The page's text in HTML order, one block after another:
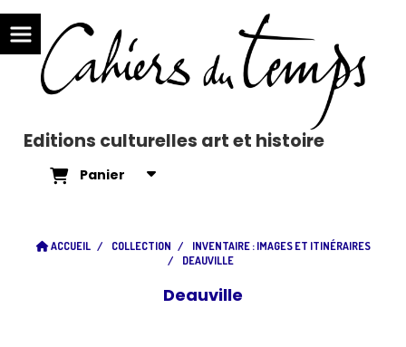
Editions culturelles art et histoire
Panier
ACCUEIL COLLECTION
INVENTAIRE : IMAGES ET ITINÉRAIRES
DEAUVILLE
Deauville